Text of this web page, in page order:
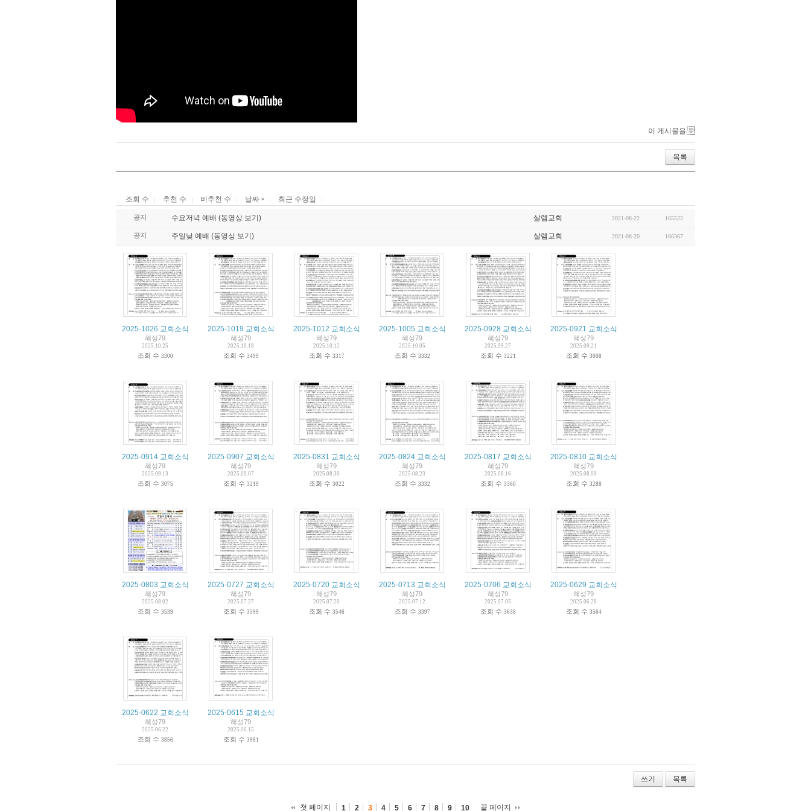
이 게시물을
목록
조회 수 추천 수 비추천 수 날짜 최근 수정일
공지 수요저녁 예배 (동영상 보기) 살렘교회 2021-08-22 165522
공지 주일낮 예배 (동영상 보기) 살렘교회 2021-08-20 166367
2025-1026 교회소식
혜성79
2025.10.25
조회 수 3300
2025-1019 교회소식
혜성79
2025.10.18
조회 수 3499
2025-1012 교회소식
혜성79
2025.10.12
조회 수 3317
2025-1005 교회소식
혜성79
2025.10.05
조회 수 3332
2025-0928 교회소식
혜성79
2025.09.27
조회 수 3221
2025-0921 교회소식
혜성79
2025.09.21
조회 수 3008
2025-0914 교회소식
혜성79
2025.09.13
조회 수 3075
2025-0907 교회소식
혜성79
2025.09.07
조회 수 3219
2025-0831 교회소식
혜성79
2025.08.30
조회 수 3022
2025-0824 교회소식
혜성79
2025.08.23
조회 수 3332
2025-0817 교회소식
혜성79
2025.08.16
조회 수 3360
2025-0810 교회소식
혜성79
2025.08.09
조회 수 3288
2025-0803 교회소식
혜성79
2025.08.02
조회 수 3539
2025-0727 교회소식
혜성79
2025.07.27
조회 수 3599
2025-0720 교회소식
혜성79
2025.07.20
조회 수 3546
2025-0713 교회소식
혜성79
2025.07.12
조회 수 3397
2025-0706 교회소식
혜성79
2025.07.05
조회 수 3638
2025-0629 교회소식
혜성79
2025.06.28
조회 수 3564
2025-0622 교회소식
혜성79
2025.06.22
조회 수 3856
2025-0615 교회소식
혜성79
2025.06.15
조회 수 3981
쓰기 목록
첫 페이지 1 2 3 4 5 6 7 8 9 10 끝 페이지